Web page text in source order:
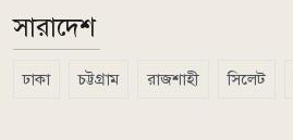
সারাদেশ
ঢাকা চট্টগ্রাম রাজশাহী সিলেট